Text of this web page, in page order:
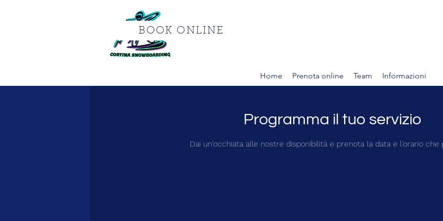
BOOK ONLINE
Home Prenota online Team Informazioni
Programma il tuo servizio
Dai un'occhiata alle nostre disponibilità e prenota la data e l'orario che